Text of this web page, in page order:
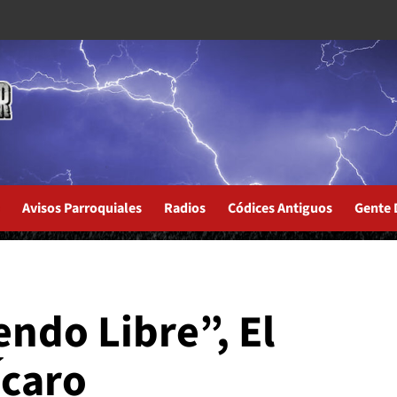
Avisos Parroquiales Radios Códices Antiguos Gente
Libre”, El